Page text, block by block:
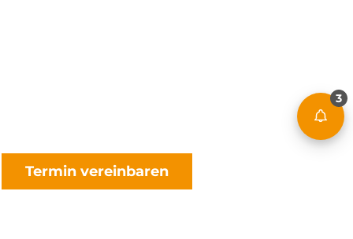
Termin vereinbaren
3